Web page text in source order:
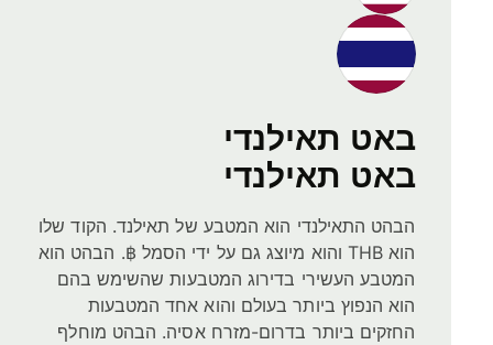
באט תאילנדי
באט תאילנדי
הבהט התאילנדי הוא המטבע של תאילנד. הקוד שלו
הוא THB והוא מיוצג גם על ידי הסמל ฿. הבהט הוא
המטבע העשירי בדירוג המטבעות שהשימש בהם
הוא הנפוץ ביותר בעולם והוא אחד המטבעות
החזקים ביותר בדרום-מזרח אסיה. הבהט מוחלף